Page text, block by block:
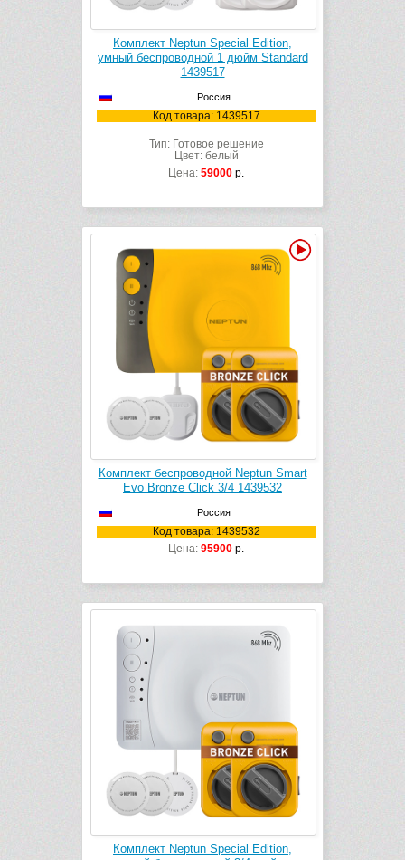
Комплект Neptun Special Edition,
умный беспроводной 1 дюйм Standard
1439517
Россия
Код товара: 1439517
Тип: Готовое решение
Цвет: белый
Цена: 59000 р.
Комплект беспроводной Neptun Smart
Evo Bronze Click 3/4 1439532
Россия
Код товара: 1439532
Цена: 95900 р.
Комплект Neptun Special Edition,